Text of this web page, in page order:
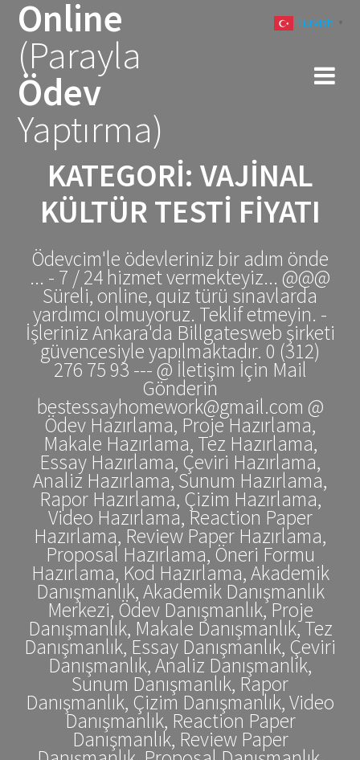
Online
(Parayla
Ödev
Yaptırma)
KATEGORI: VAJINAL
KÜLTÜR TESTI FIYATI
Ödevcim'le ödevleriniz bir adım önde
... - 7 / 24 hizmet vermekteyiz... @@@
Süreli, online, quiz türü sınavlarda
yardımcı olmuyoruz. Teklif etmeyin. -
İşleriniz Ankara'da Billgatesweb şirketi
güvencesiyle yapılmaktadır. 0 (312)
276 75 93 --- @ İletişim İçin Mail
Gönderin
bestessayhomework@gmail.com @
Ödev Hazırlama, Proje Hazırlama,
Makale Hazırlama, Tez Hazırlama,
Essay Hazırlama, Çeviri Hazırlama,
Analiz Hazırlama, Sunum Hazırlama,
Rapor Hazırlama, Çizim Hazırlama,
Video Hazırlama, Reaction Paper
Hazırlama, Review Paper Hazırlama,
Proposal Hazırlama, Öneri Formu
Hazırlama, Kod Hazırlama, Akademik
Danışmanlık, Akademik Danışmanlık
Merkezi, Ödev Danışmanlık, Proje
Danışmanlık, Makale Danışmanlık, Tez
Danışmanlık, Essay Danışmanlık, Çeviri
Danışmanlık, Analiz Danışmanlık,
Sunum Danışmanlık, Rapor
Danışmanlık, Çizim Danışmanlık, Video
Danışmanlık, Reaction Paper
Danışmanlık, Review Paper
Turkish ▼